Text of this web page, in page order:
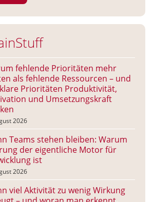
fehlende Prioritäten mehr
als fehlende Ressourcen – und
Prioritäten Produktivität,
und Umsetzungskraft
2026
Teams stehen bleiben: Warum
der eigentliche Motor für
ist
2026
viel Aktivität zu wenig Wirkung